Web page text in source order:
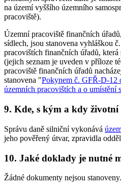
na území vyššího územního
pracoviště).
Územní pracoviště finančních
sídlech, jsou stanovena vyhláškou
pracovištích finančních úřadů, která
(jejich seznam je uveden v příloze
pracoviště finančních úřadů
stanovena "Pokynem č. GFŘ-D-12
územních pracovištích a o umístění
9. Kde, s kým a kdy životní
Správu daně silniční vykonává
jeho pověřený útvar, zpravidla
10. Jaké doklady je nutné
Žádné dokumenty nejsou stanoveny.